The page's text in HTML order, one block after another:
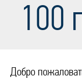
100
Добро